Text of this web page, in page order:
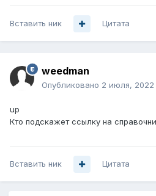
Вставить ник Цитата
weedman
Опубликовано 2 июля, 2022
up
Кто подскажет ссылку на
Вставить ник Цитата